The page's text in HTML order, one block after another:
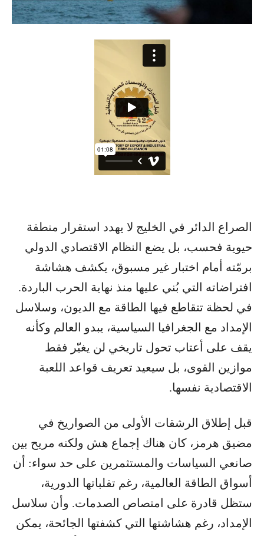
الصراع الدائر في الخليج لا يهدد استقرار منطقة
حيوية فحسب، بل يضع النظام الاقتصادي الدولي
برمّته أمام اختبار غير مسبوق، يكشف هشاشة
افتراضاته التي بُني عليها منذ نهاية الحرب الباردة.
في لحظة تتقاطع فيها الطاقة مع الديون، وسلاسل
الإمداد مع الجغرافيا السياسية، يبدو العالم وكأنه
يقف على أعتاب تحول تاريخي لن يغيّر فقط
موازين القوى، بل سيعيد تعريف قواعد اللعبة
الاقتصادية نفسها.
قبل إطلاق الرشقات الأولى من الصواريخ في
مضيق هرمز، كان هناك إجماع هش ولكنه مريح بين
صانعي السياسات والمستثمرين على حد سواء: أن
أسواق الطاقة العالمية، رغم تقلباتها الدورية،
ستظل قادرة على امتصاص الصدمات. وأن سلاسل
الإمداد، رغم هشاشتها التي كشفتها الجائحة، يمكن